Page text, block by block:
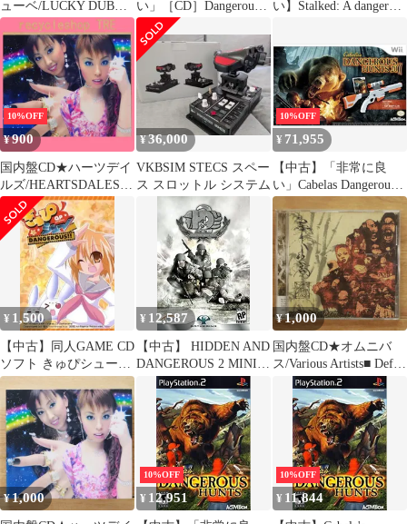
ューベ/LUCKY DUBE■
Victims
【45008/0016351450821
】A20532
い」［CD］Dangerous
Games
い】Stalked: A dangerous
story. [洋書]
10%OFF
¥900
国内盤CD★ハーツデイ
ルズ/HEARTSDALES■
Radioactive
【CTCR14209/49458171
42092】C20355
¥36,000
VKBSIM STECS スペー
ス スロットル システム
10%OFF
¥ 71,955
【中古】「非常に良
い」Cabelas Dangerous
Hunts 11 With Gun /
Game
¥ 1,500
【中古】同人GAME CD
ソフト きゅぴシュー
DANGEROUS!! / 橙汁
¥ 12,587
【中古】 HIDDEN AND
DANGEROUS 2 MINI
BOX
¥1,000
国内盤CD★オムニバ
ス/Various Artists■ Def
Jam 2000-The X Day-
Mixed by DJ
MASTERKEY
【PHCW1050/498801136
3245】M23919
¥1,000
10%OFF
¥ 12,951
10%OFF
¥ 11,844